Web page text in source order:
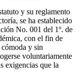
y su reglamento
se ha establecido
No. 001 del 1º. de
con el fin de
y sin
voluntariamente
exigencias que la